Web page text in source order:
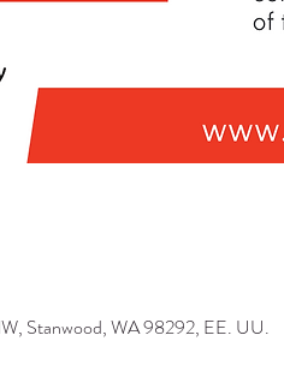
Stanwood, WA 98292, EE. UU.